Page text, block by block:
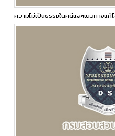
ความไม่เป็นธรรมในคดีและแนวทางแก้